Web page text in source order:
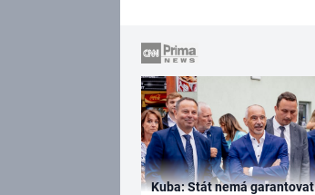
Kuba: Stát nemá garantovat